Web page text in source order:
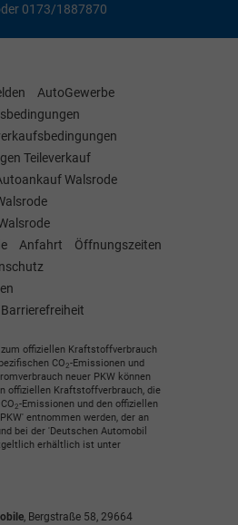
0173/1887870
AutoGewerbe
Teileverkauf
Walsrode
Anfahrt
Öffnungszeiten
offiziellen Kraftstoffverbrauch
CO2-Emissionen und
neuer PKW können
offiziellen Kraftstoffverbrauch, die
2-Emissionen und den offiziellen
entnommen werden, der an
bei der 'Deutschen Automobil
erhältlich ist unter
Bergstraße 58 29664